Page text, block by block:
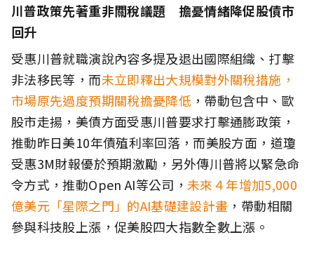
川普政策先著重非關稅議題 擔憂情緒降促股債市
回升
受惠川普就職演說內容多提及退出國際組織、打擊
非法移民等，而未立即釋出大規模對外關稅措施，
市場原先過度預期關稅擔憂降低 ，帶動包含中、歐
股市走揚，美債方面受惠川普要求打擊通膨政策，
推動昨日美10年債殖利率回落，而美股方面，道瓊
受惠3M財報優於預期激勵，另外傳川普將以緊急命
令方式，推動Open AI等公司，未來４年增加5,000
億美元「星際之門」的AI基礎建設計畫 ，帶動相關
參與科技股上漲，促美股四大指數全數上漲。